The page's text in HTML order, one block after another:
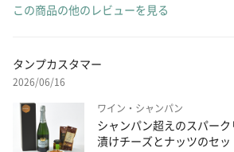
この商品の他のレビューを見る
タンプカスタマー
2026/06/16
ワイン・シャンパン
シャンパン超えのスパー
漬けチーズとナッツのセッ